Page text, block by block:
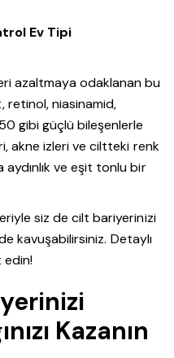
Ev Tipi
azaltmaya odaklanan bu
retinol, niasinamid,
gibi güçlü bileşenlerle
akne izleri ve ciltteki renk
ve eşit tonlu bir
siz de cilt bariyerinizi
kavuşabilirsiniz. Detaylı
edin!
Kazanın